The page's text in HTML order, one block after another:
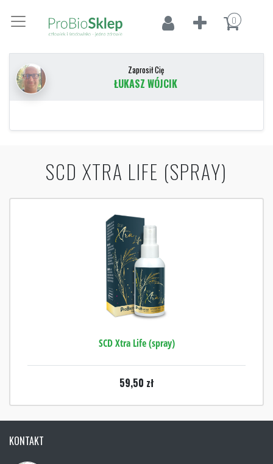
0
Zaprosił Cię
ŁUKASZ WÓJCIK
SCD XTRA LIFE (SPRAY)
SCD Xtra Life (spray)
59,50 zł
KONTAKT